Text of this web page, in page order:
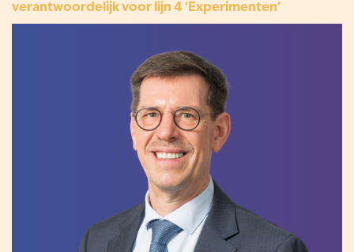
verantwoordelijk voor lijn 4 ‘Experimenten’